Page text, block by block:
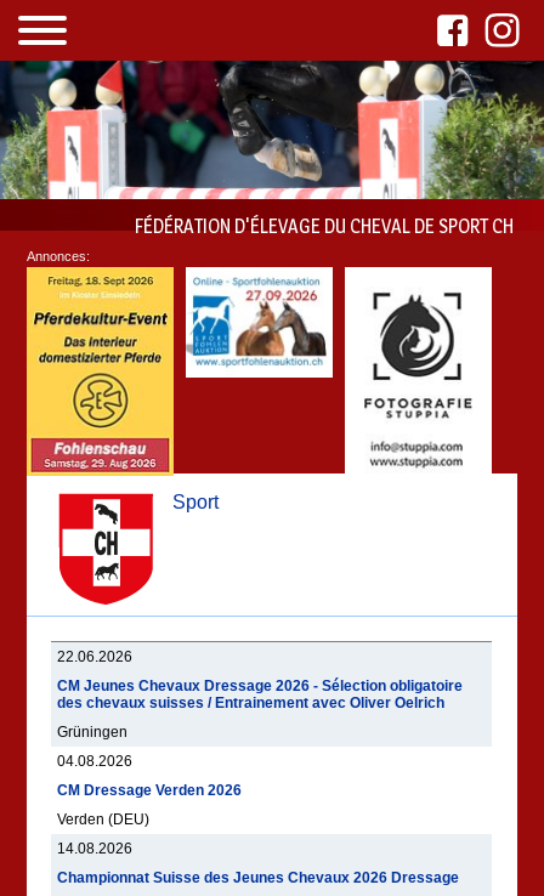
FÉDÉRATION D'ÉLEVAGE DU CHEVAL DE SPORT CH
Sport
22.06.2026
CM Jeunes Chevaux Dressage 2026 - Sélection obligatoire
des chevaux suisses / Entrainement avec Oliver Oelrich
Grüningen
04.08.2026
CM Dressage Verden 2026
Verden (DEU)
14.08.2026
Championnat Suisse des Jeunes Chevaux 2026 Dressage
Annonces: